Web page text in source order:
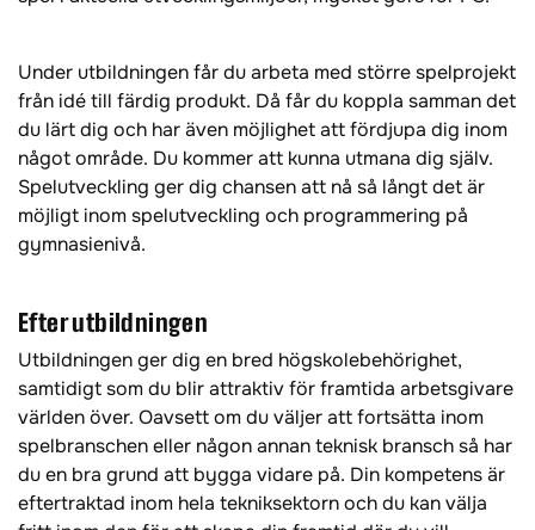
Under utbildningen får du arbeta med större spelprojekt
från idé till färdig produkt. Då får du koppla samman det
du lärt dig och har även möjlighet att fördjupa dig inom
något område. Du kommer att kunna utmana dig själv.
Spelutveckling ger dig chansen att nå så långt det är
möjligt inom spelutveckling och programmering på
gymnasienivå.
Efter utbildningen
Utbildningen ger dig en bred högskolebehörighet,
samtidigt som du blir attraktiv för framtida arbetsgivare
världen över. Oavsett om du väljer att fortsätta inom
spelbranschen eller någon annan teknisk bransch så har
du en bra grund att bygga vidare på. Din kompetens är
eftertraktad inom hela tekniksektorn och du kan välja